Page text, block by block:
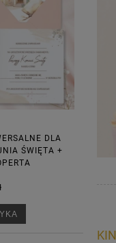
DLA
ŚWIĘTA +